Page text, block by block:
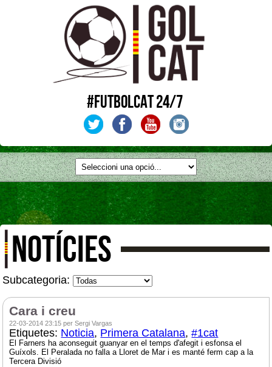
#FUTBOLCAT 24/7
NOTÍCIES
Subcategoria:
Cara i creu
22-03-2014 23:15 per Sergi Vargas
Etiquetes: Noticia, Primera Catalana,#1cat
El Farners ha aconseguit guanyar en el temps d'afegit i esfonsa el
Guíxols. El Peralada no falla a Lloret de Mar i es manté ferm cap a la
Tercera Divisió